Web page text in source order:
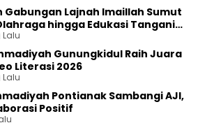
Gabungan Lajnah Imaillah Sumut
hingga Edukasi Tangani
Gunungkidul Raih Juara
Literasi 2026
Pontianak Sambangi AJI,
Positif